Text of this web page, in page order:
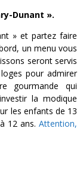
Dunant ».
» et partez faire
un menu vous
seront servis
pour admirer
gourmande qui
la modique
les enfants de 13
12 ans. Attention,